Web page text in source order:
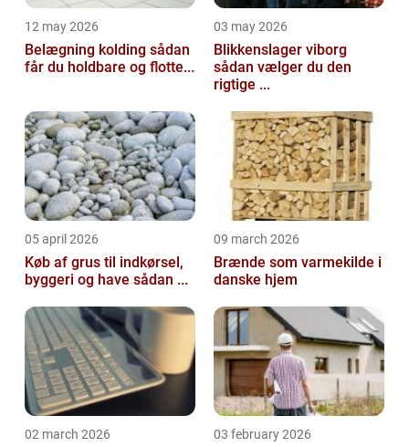
12 may 2026
Belægning kolding sådan
får du holdbare og flotte...
03 may 2026
Blikkenslager viborg
sådan vælger du den
rigtige ...
05 april 2026
Køb af grus til indkørsel,
byggeri og have sådan ...
09 march 2026
Brænde som varmekilde i
danske hjem
02 march 2026 03 february 2026